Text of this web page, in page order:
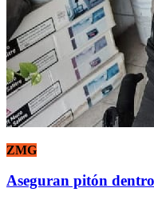
ZMG
Aseguran pitón